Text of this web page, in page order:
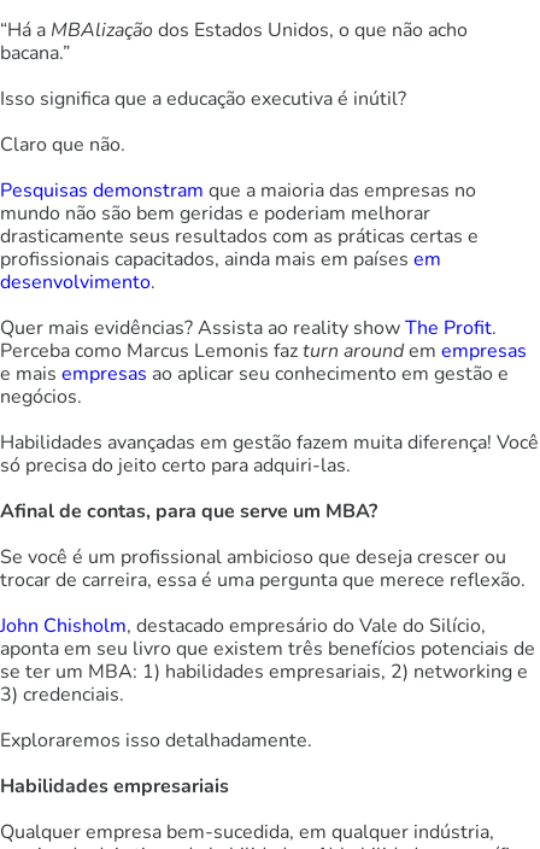
“Há a MBAlizaçãodos Estados Unidos, o que não acho
bacana.”
Isso significa que a educação executiva é inútil?
Claro que não.
Pesquisas demonstram que a maioria das empresas no
mundo não são bem geridas e poderiam melhorar
drasticamente seus resultados com as práticas certas e
profissionais capacitados, ainda mais em países em
desenvolvimento.
Quer mais evidências? Assista ao reality showThe Profit.
Perceba como Marcus Lemonis fazturn aroundem empresas
e mais empresas ao aplicar seu conhecimento em gestão e
negócios.
Habilidades avançadas em gestão fazem muita diferença! Você
só precisa do jeito certo para adquiri-las.
Afinal de contas, para que serve um MBA?
Se você é um profissional ambicioso que deseja crescer ou
trocar de carreira, essa é uma pergunta que merece reflexão.
John Chisholm, destacado empresário do Vale do Silício,
aponta em seu livro que existem três benefícios potenciais de
se ter um MBA: 1) habilidades empresariais, 2) networking e
3) credenciais.
Exploraremos isso detalhadamente.
Habilidades empresariais
Qualquer empresa bem-sucedida, em qualquer indústria,